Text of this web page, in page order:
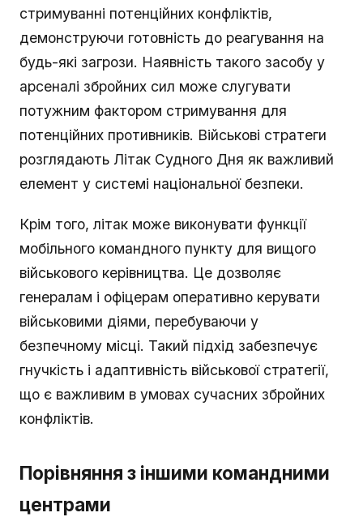
стримуванні потенційних конфліктів,
демонструючи готовність до реагування на
будь-які загрози. Наявність такого засобу у
арсеналі збройних сил може слугувати
потужним фактором стримування для
потенційних противників. Військові стратеги
розглядають Літак Судного Дня як важливий
елемент у системі національної безпеки.
Крім того, літак може виконувати функції
мобільного командного пункту для вищого
військового керівництва. Це дозволяє
генералам і офіцерам оперативно керувати
військовими діями, перебуваючи у
безпечному місці. Такий підхід забезпечує
гнучкість і адаптивність військової стратегії,
що є важливим в умовах сучасних збройних
конфліктів.
Порівняння з іншими командними
центрами